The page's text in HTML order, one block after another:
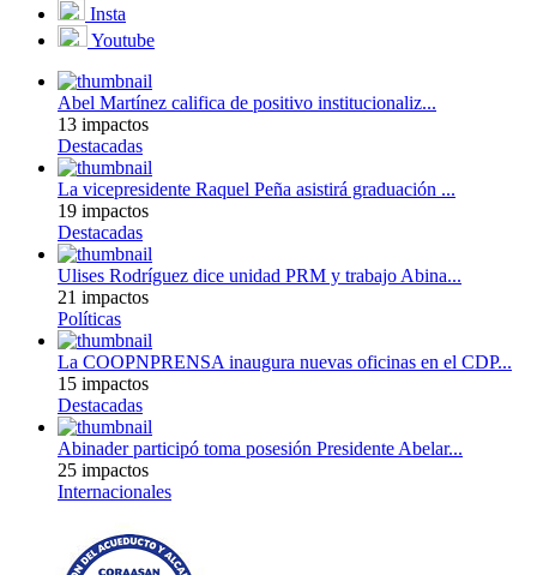
Insta
Youtube
Abel Martínez califica de positivo institucionaliz...
13 impactos
Destacadas
La vicepresidente Raquel Peña asistirá graduación ...
19 impactos
Destacadas
Ulises Rodríguez dice unidad PRM y trabajo Abina...
21 impactos
Políticas
La COOPNPRENSA inaugura nuevas oficinas en el CDP...
15 impactos
Destacadas
Abinader participó toma posesión Presidente Abelar...
25 impactos
Internacionales